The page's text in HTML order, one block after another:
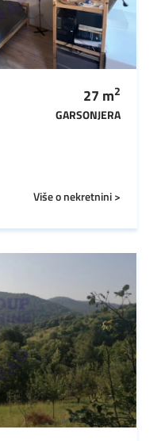
27 m2
GARSONJERA
Više o nekretnini >